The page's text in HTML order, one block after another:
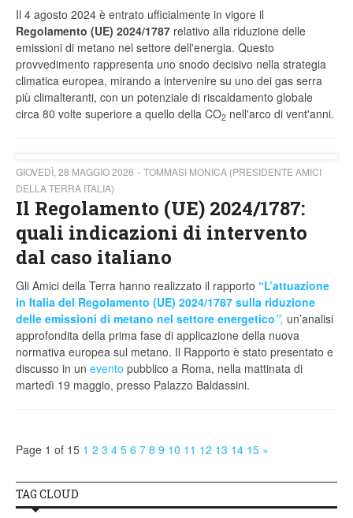
Il 4 agosto 2024 è entrato ufficialmente in vigore il
Regolamento (UE) 2024/1787 relativo alla riduzione delle
emissioni di metano nel settore dell'energia. Questo
provvedimento rappresenta uno snodo decisivo nella strategia
climatica europea, mirando a intervenire su uno dei gas serra
più climalteranti, con un potenziale di riscaldamento globale
circa 80 volte superiore a quello della CO2 nell'arco di vent'anni.
GIOVEDÌ, 28 MAGGIO 2026
TOMMASI MONICA (PRESIDENTE AMICI
DELLA TERRA ITALIA)
Il Regolamento (UE) 2024/1787:
quali indicazioni di intervento
dal caso italiano
Gli Amici della Terra hanno realizzato il rapporto “L’attuazione
in Italia del Regolamento (UE) 2024/1787 sulla riduzione
delle emissioni di metano nel settore energetico”, un’analisi
approfondita della prima fase di applicazione della nuova
normativa europea sul metano. Il Rapporto è stato presentato e
discusso in un evento pubblico a Roma, nella mattinata di
martedì 19 maggio, presso Palazzo Baldassini.
Page 1 of 15 1 2 3 4 5 6 7 8 9 10 11 12 13 14 15 »
TAG CLOUD